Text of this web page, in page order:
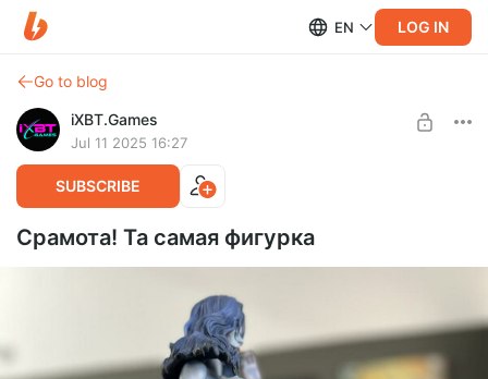
EN LOG IN
Go to blog
iXBT.Games
Jul 11 2025 16:27
SUBSCRIBE
Срамота! Та самая фигурка